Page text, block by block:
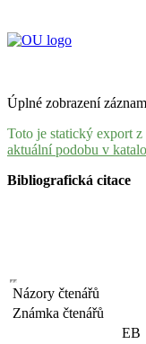
Úplné zobrazení
Toto je statický export
aktuální podobu v
Bibliografická citace
Názory čtenářů
Známka čtenářů
EB